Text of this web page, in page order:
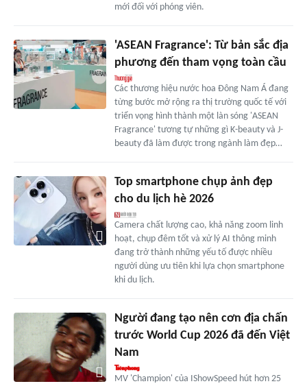
mới đối với phóng viên.
'ASEAN Fragrance': Từ bản sắc địa
phương đến tham vọng toàn cầu
Các thương hiệu nước hoa Đông Nam Á đang
từng bước mở rộng ra thị trường quốc tế với
triển vọng hình thành một làn sóng 'ASEAN
Fragrance' tương tự những gì K-beauty và J-
beauty đã làm được trong ngành làm đẹp…
Top smartphone chụp ảnh đẹp
cho du lịch hè 2026
Camera chất lượng cao, khả năng zoom linh
hoạt, chụp đêm tốt và xử lý AI thông minh
đang trở thành những yếu tố được nhiều
người dùng ưu tiên khi lựa chọn smartphone
khi du lịch.
Người đang tạo nên cơn địa chấn
trước World Cup 2026 đã đến Việt
Nam
MV 'Champion' của IShowSpeed hút hơn 25